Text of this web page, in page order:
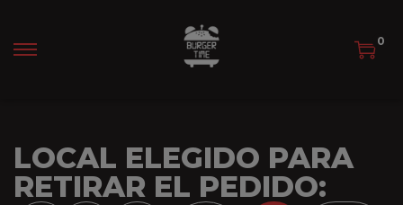
0
LOCAL ELEGIDO PARA
RETIRAR EL PEDIDO: